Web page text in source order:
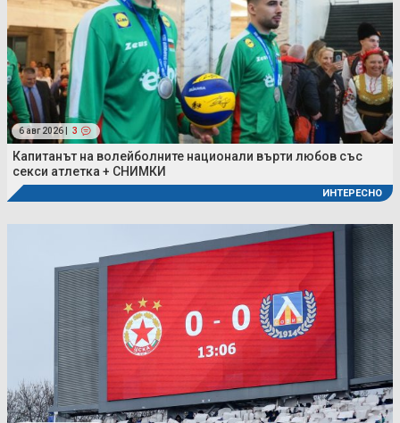
6 авг 2026 | 3
Капитанът на волейболните национали върти любов със
секси атлетка + СНИМКИ
ИНТЕРЕСНО